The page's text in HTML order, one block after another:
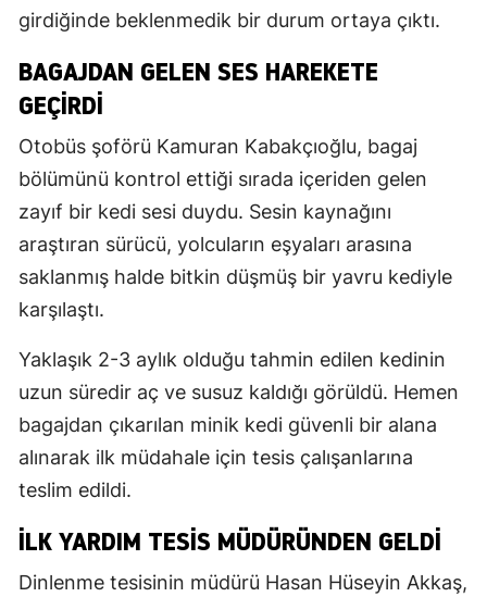
girdiğinde beklenmedik bir durum ortaya çıktı.
BAGAJDAN GELEN SES HAREKETE
GEÇİRDİ
Otobüs şoförü Kamuran Kabakçıoğlu, bagaj
bölümünü kontrol ettiği sırada içeriden gelen
zayıf bir kedi sesi duydu. Sesin kaynağını
araştıran sürücü, yolcuların eşyaları arasına
saklanmış halde bitkin düşmüş bir yavru kediyle
karşılaştı.
Yaklaşık 2-3 aylık olduğu tahmin edilen kedinin
uzun süredir aç ve susuz kaldığı görüldü. Hemen
bagajdan çıkarılan minik kedi güvenli bir alana
alınarak ilk müdahale için tesis çalışanlarına
teslim edildi.
İLK YARDIM TESİS MÜDÜRÜNDEN GELDİ
Dinlenme tesisinin müdürü Hasan Hüseyin Akkaş,